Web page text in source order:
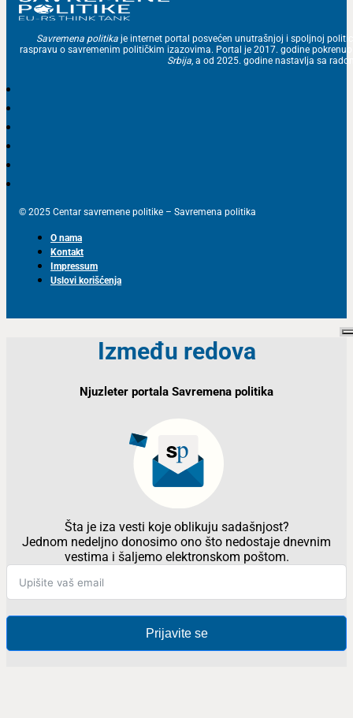
Savremena politika je internet portal posvećen unutrašnjoj i spoljnoj
raspravu o savremenim političkim izazovima. Portal je 2017. godine
Srbija , a od 2025. godine nastavlja sa
© 2025 Centar savremene politike – Savremena politika
O nama
Kontakt
Impressum
Uslovi korišćenja
Između redova
Njuzleter portala Savremena politika
Šta je iza vesti koje oblikuju sadašnjost?
Jednom nedeljno donosimo ono što nedostaje dnevnim
vestima i šaljemo elektronskom poštom.
Prijavite se